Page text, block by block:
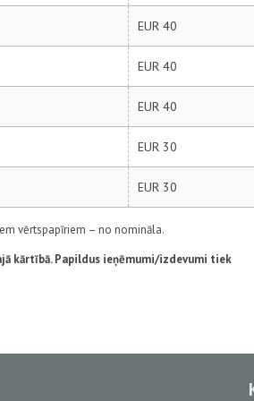
EUR 40
EUR 40
EUR 40
EUR 30
EUR 30
vērtspapīriem – no nomināla.
kārtībā. Papildus ieņēmumi/izdevumi tiek